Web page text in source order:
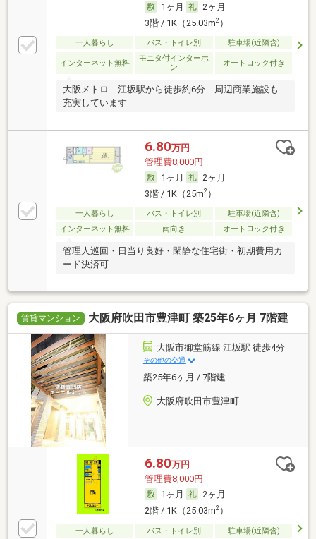
1ヶ月
2ヶ月
3階 / 1K（25.03m2）
一人暮らし バス・トイレ別 駐車場(近隣含)
インターネット無料
モニタ付インターホ
ン
オートロック付き
大阪メトロ 江坂駅から徒歩約6分 周辺商業施設も
充実しています
6.80万円
管理費8,000円
1ヶ月
2ヶ月
3階 / 1K（25m2）
一人暮らし バス・トイレ別
駐車場(近隣含)
インターネット無料
南向き オートロック付き
管理人巡回・日当り良好・閑静な住宅街・初期費用カ
ード決済可
賃貸マンション 大阪府吹田市豊津町 築25年6ヶ月 7階建
大阪市御堂筋線 江坂駅 徒歩4分
その他の交通
築25年6ヶ月 / 7階建
大阪府吹田市豊津町
6.80万円
管理費8,000円
1ヶ月
2ヶ月
2階 / 1K（25.03m2）
一人暮らし バス・トイレ別
駐車場(近隣含)